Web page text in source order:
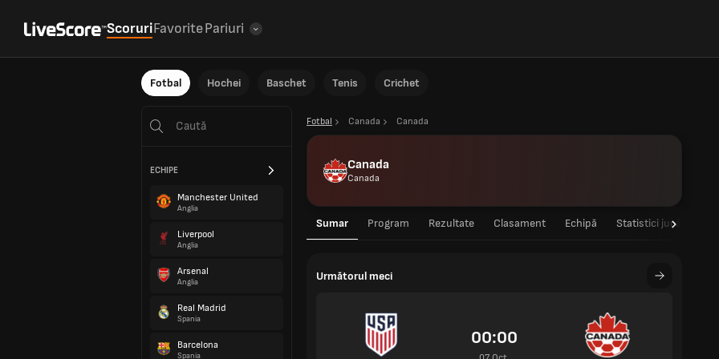
ScoruriFavoritePariuri
Fotbal Hochei Baschet Tenis Crichet
ECHIPE
Manchester United
Anglia
Liverpool
Anglia
Arsenal
Anglia
Real Madrid
Spania
Barcelona
Spania
Fotbal Canada Canada
Canada
Canada
Sumar Program Rezultate Clasament Echipă Statistici jucători
Următorul meci
00:00